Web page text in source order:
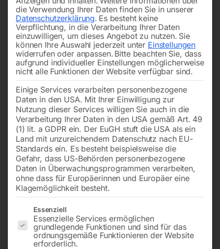
Momentstecknippel
1 Stk. Packung – SB
die Verwendung Ihrer Daten finden Sie in unserer
Datenschutzerklärung. Es besteht keine
Verpflichtung, in die Verarbeitung Ihrer Daten
einzuwilligen, um dieses Angebot zu nutzen. Sie
können Ihre Auswahl jederzeit unter Einstellungen
widerrufen oder anpassen. Bitte beachten Sie, dass
aufgrund individueller Einstellungen möglicherweise
nicht alle Funktionen der Website verfügbar sind.
Einige Services verarbeiten personenbezogene
Daten in den USA. Mit Ihrer Einwilligung zur
Nutzung dieser Services willigen Sie auch in die
Verarbeitung Ihrer Daten in den USA gemäß Art. 49
(1) lit. a GDPR ein. Der EuGH stuft die USA als ein
Land mit unzureichendem Datenschutz nach EU-
Standards ein. Es besteht beispielsweise die
Gefahr, dass US-Behörden personenbezogene
Daten in Überwachungsprogrammen verarbeiten,
ohne dass für Europäerinnen und Europäer eine
Klagemöglichkeit besteht.
Es folgt eine Liste der Service-Gruppen, für die eine
Essenziell
Essenzielle Services ermöglichen
grundlegende Funktionen und sind für das
ordnungsgemäße Funktionieren der Website
erforderlich.